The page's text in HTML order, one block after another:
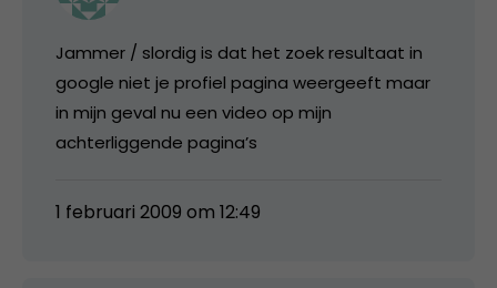
Jammer / slordig is dat het zoek resultaat in
google niet je profiel pagina weergeeft maar
in mijn geval nu een video op mijn
achterliggende pagina’s
1 februari 2009 om 12:49